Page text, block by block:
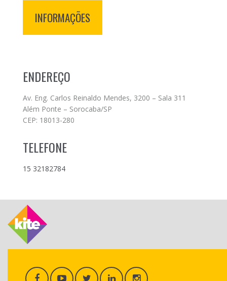
INFORMAÇÕES
ENDEREÇO
Av. Eng. Carlos Reinaldo Mendes, 3200 – Sala 311
Além Ponte – Sorocaba/SP
CEP: 18013-280
TELEFONE
15 32182784